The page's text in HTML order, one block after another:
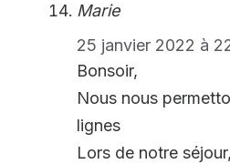
Marie
25 janvier 2022 à
Bonsoir,
Nous nous
lignes
Lors de notre